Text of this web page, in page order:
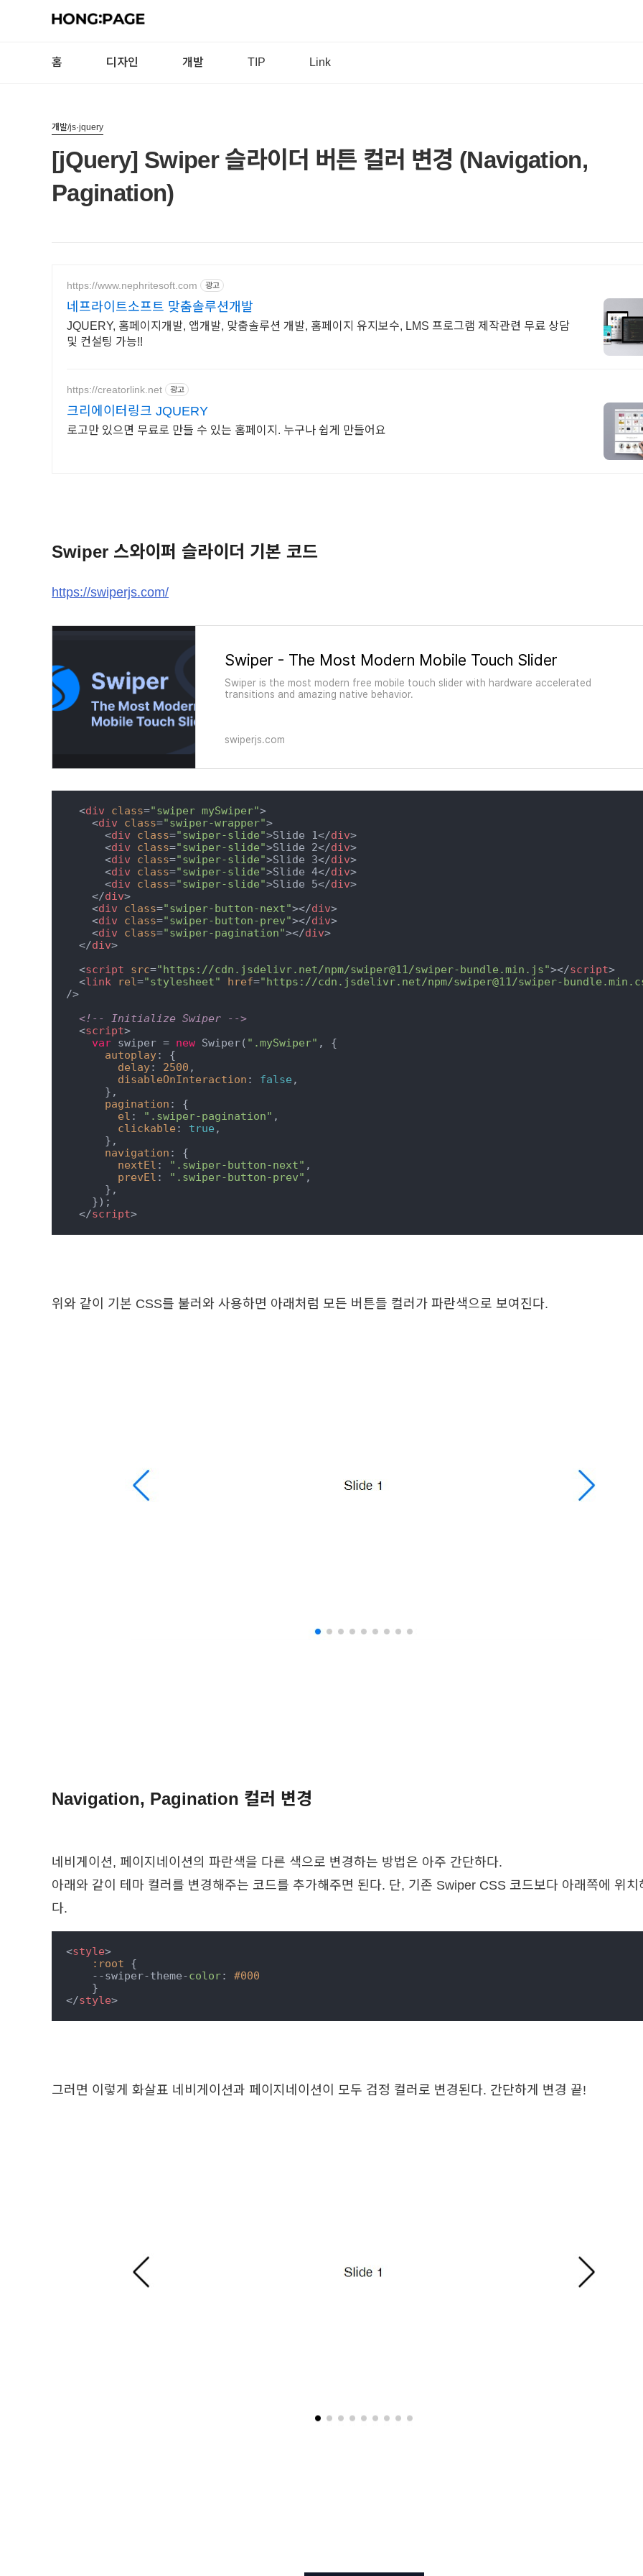
홈 디자인 개발 TIP Link
개발/js·jquery
[jQuery] Swiper 슬라이더 버튼 컬러 변경 (Navigation,
Pagination)
https://www.nephritesoft.com 광고
네프라이트소프트 맞춤솔루션개발
JQUERY, 홈페이지개발, 앱개발, 맞춤솔루션 개발, 홈페이지 유지보수, LMS 프로그램 제작관련 무료 상담
및 컨설팅 가능!!
https://creatorlink.net 광고
크리에이터링크 JQUERY
로고만 있으면 무료로 만들 수 있는 홈페이지. 누구나 쉽게 만들어요
Swiper 스와이퍼 슬라이더 기본 코드
https://swiperjs.com/
Swiper - The Most Modern Mobile Touch Slider
Swiper is the most modern free mobile touch slider with hardware accelerated
transitions and amazing native behavior.
swiperjs.com
<div class="swiper mySwiper">
<div class="swiper-wrapper">
<div class="swiper-slide">Slide 1</div>
<div class="swiper-slide">Slide 2</div>
<div class="swiper-slide">Slide 3</div>
<div class="swiper-slide">Slide 4</div>
<div class="swiper-slide">Slide 5</div>
</div>
<div class="swiper-button-next"></div>
<div class="swiper-button-prev"></div>
<div class="swiper-pagination"></div>
</div>
<script src="https://cdn.jsdelivr.net/npm/swiper@11/swiper-bundle.min.js"></script>
<link rel="stylesheet" href="https://cdn.jsdelivr.net/npm/swiper@11/swiper-
/>
<!-- Initialize Swiper -->
<script>
var swiper = new Swiper( ".mySwiper" , {
autoplay: {
delay: 2500 ,
disableOnInteraction : false ,
pagination : {
el : ".swiper-pagination" ,
clickable : true ,
navigation : {
nextEl : ".swiper-button-next" ,
prevEl : ".swiper-button-prev" ,
</script>
위와 같이 기본 CSS를 불러와 사용하면 아래처럼 모든 버튼들 컬러가 파란색으로 보여진다.
Navigation, Pagination 컬러 변경
네비게이션, 페이지네이션의 파란색을 다른 색으로 변경하는 방법은 아주 간단하다.
아래와 같이 테마 컬러를 변경해주는 코드를 추가해주면 된다. 단, 기존 Swiper CSS 코드보다 아래쪽에 위치
다.
<style>
:root {
    --swiper-theme-
color: #000
</style>
그러면 이렇게 화살표 네비게이션과 페이지네이션이 모두 검정 컬러로 변경된다. 간단하게 변경 끝!